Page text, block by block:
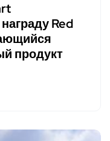
Red
продукт